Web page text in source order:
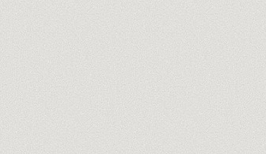
tu@empresa.com
Auditoría gratis de 60 min →
Sin spam, nunca. Cancela en un clic.
TRUSTPILOT